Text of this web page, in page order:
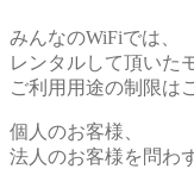
みんなのWiFiでは、
レンタルして頂いた
ご利用用途の制限は
個人のお客様、
法人のお客様を問わ